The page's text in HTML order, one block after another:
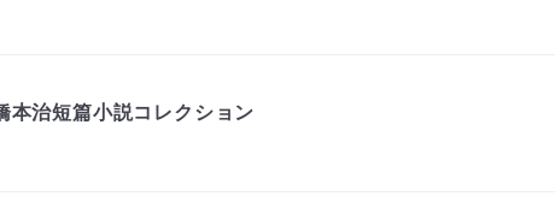
治短篇小説コレクション